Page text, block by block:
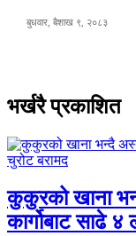
बुधवार, बैशाख ९, २०८३
भर्खरै प्रकाशित
कुकुरको खाना
कार्गोबाट साढे